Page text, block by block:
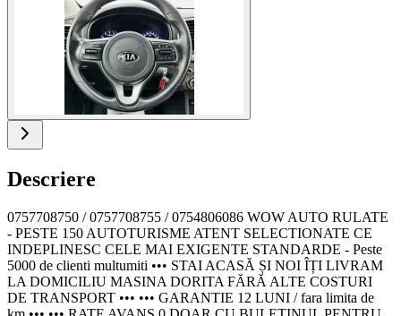
Descriere
0757708750 / 0757708755 / 0754806086 WOW AUTO RULATE
- PESTE 150 AUTOTURISME ATENT SELECTIONATE CE
INDEPLINESC CELE MAI EXIGENTE STANDARDE - Peste
5000 de clienti multumiti ••• STAI ACASĂ ȘI NOI ÎȚI LIVRAM
LA DOMICILIU MASINA DORITA FĂRĂ ALTE COSTURI
DE TRANSPORT ••• ••• GARANTIE 12 LUNI / fara limita de